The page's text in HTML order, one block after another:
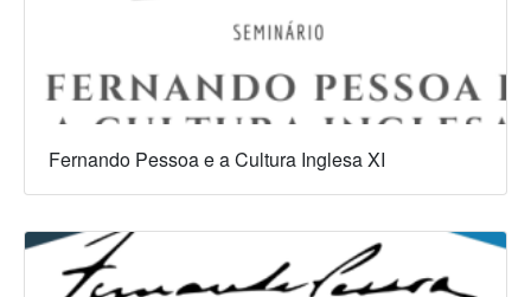
Fernando Pessoa e a Cultura Inglesa XI